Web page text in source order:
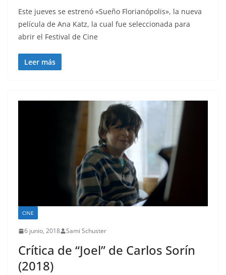
Este jueves se estrenó «Sueño Florianópolis», la nueva
película de Ana Katz, la cual fue seleccionada para
abrir el Festival de Cine
Leer más
CINE
6 junio, 2018 Sami Schuster
Crítica de “Joel” de Carlos Sorín
(2018)